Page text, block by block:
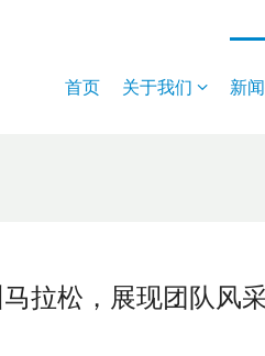
首页 关于我们 新
拉松，展现团队风